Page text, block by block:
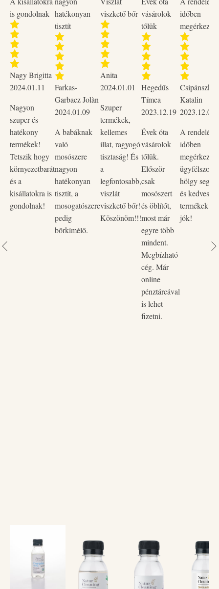
is gondolnak
Nagy Brigitta
2024.01.11
Nagyon
szuper és
hatékony
termékek!
Tetszik hogy
környezetbarát
és a
kisállatokra is
gondolnak!
hatékonyan
tisztít
Farkas-
Garbacz Jolàn
2024.01.09
A babáknak
való
mosószere
nagyon
hatékonyan
tisztít, a
mosogatószere
pedig
bőrkímélő.
viszkető bőr
Anita
2024.01.01
Szuper
termékek,
kellemes
illat, ragyogó
tisztaság! És
a
legfontosabb,
viszlát
viszkető bőr!
Köszönöm!!!
vásárolok
tőlük
Hegedűs
Tímea
2023.12.19
Évek óta
vásárolok
tőlük.
Először
csak
mosószert
és öblítőt,
most már
egyre több
mindent.
Megbízható
cég. Már
online
pénztárcával
is lehet
fizetni.
időben
megérkezett
Csipánszky
Katalin
2023.12.02
A
időben
hölgy
és kedves
termékek
jók!